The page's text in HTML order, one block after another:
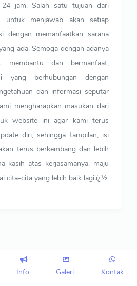
Info Galeri Kontak
jam, Salah satu tujuan dari
untuk menjawab akan setiap
dengan memanfaatkan sarana
ada. Semoga dengan adanya
dan bermanfaat,
yang berhubungan dengan
dan informasi seputar
mengharapkan masukan dari
website ini agar kami terus
diri, sehingga tampilan, isi
terus berkembang dan lebih
kasih atas kerjasamanya, maju
cita-cita yang lebih baik lagi.ï¿½